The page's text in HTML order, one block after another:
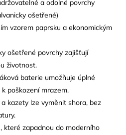
a odolné povrchy
ošetřené)
vzorem paprsku a ekonomickým
ošetřené povrchy zajišťují
životnost.
baterie umožňuje úplné
poškození mrazem.
kazety lze vyměnit shora, bez
které zapadnou do moderního